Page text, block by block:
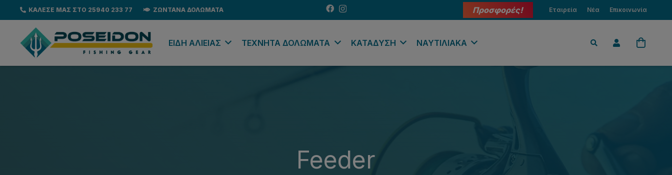
ΚΑΛΕΣΕ ΜΑΣ ΣΤΟ 25940 233 77 ΖΩΝΤΑΝΑ ΔΟΛΩΜΑΤΑ Προσφορές! Εταιρεία Νέα Επικοινωνία
EΙΔΗ ΑΛΙΕΙΑΣ ΤΕΧΝΗΤΑ ΔΟΛΩΜΑΤΑ ΚΑΤΑΔΥΣΗ ΝΑΥΤΙΛΙΑΚΑ
Feeder